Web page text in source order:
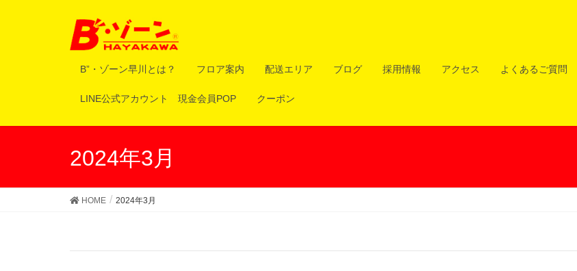
B”・ゾーン早川とは？ フロア案内 配送エリア ブログ 採用情報 アクセス よくあるご質問
LINE公式アカウント 現金会員POP クーポン
2024年3月
HOME 2024年3月